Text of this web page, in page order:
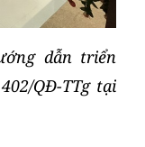
dẫn triển
QĐ-TTg tại